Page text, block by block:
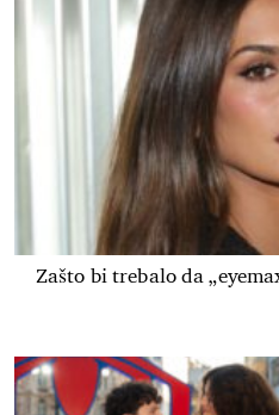
Zašto bi trebalo da